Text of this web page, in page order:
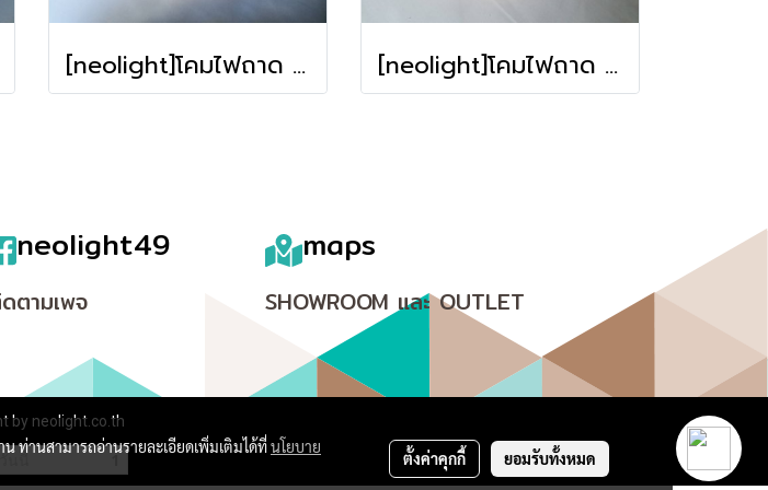
[neolight]โคมไฟถาด M012-500 **รับประกัน การใช้งาน12เดือน** [neolight]โคมไฟถาด M003-500 **รับประกัน การใช้งาน12เดือน**
neolight49 maps
ตามเพจ SHOWROOM และ OUTLET
by neolight.co.th
ท่านสามารถอ่านรายละเอียดเพิ่มเติมได้ที่นโยบาย
ตั้งค่าคุกกี้ ยอมรับทั้งหมด